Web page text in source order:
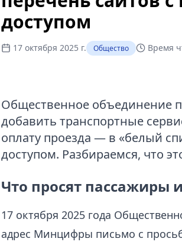
доступом
17 октября 2025 г. Общество Время
Общественное объединение
добавить транспортные
оплату проезда — в «белый
доступом. Разбираемся, что
Что просят пассажиры
17 октября 2025 года
адрес Минцифры письмо с